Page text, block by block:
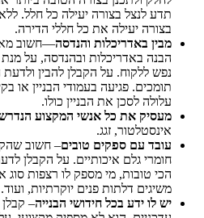
תדע לנצל בצורה יעילה כל חלל.
בצורה יעילה את כל חללי הדירה.
מבין באדריכלות והנדסה—חשוב
הבנה באדריכלות ובהנדסה, על מנת
נפש ללקוח. על הקבלן להבין ולדעת
תומכים. פגיעה בעמודי הבניין או
עלולה לסכן את הבניין כולו.
מעסיק את כל אנשי המקצוע
אינסטלטור, זגג.
עובד עם ספקים טובים– חשוב
חומרי גלם איכותיים. על הקבלן
הכי טובות, מי מספק לו רצפות סוג
משיגים דלתות פנים יוקרתיות, ועוד.
יש לו ידע בכל חידושי הבנייה– קבלן